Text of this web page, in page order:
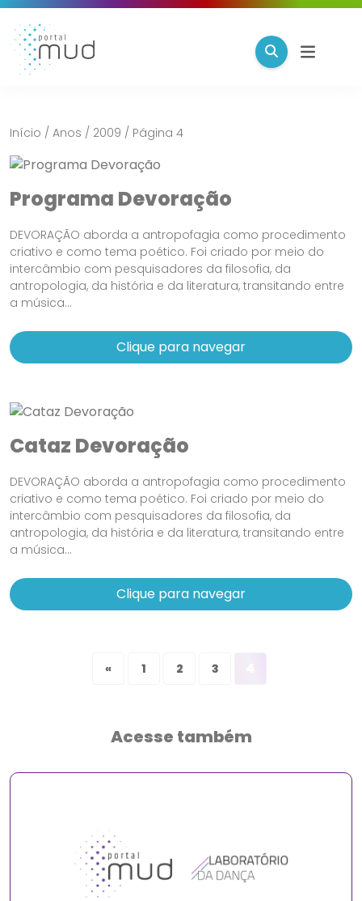
Início / Anos / 2009 / Página 4
Programa Devoração
DEVORAÇÃO aborda a antropofagia como procedimento
criativo e como tema poético. Foi criado por meio do
intercâmbio com pesquisadores da filosofia, da
antropologia, da história e da literatura, transitando entre
a música...
Clique para navegar
Cataz Devoração
DEVORAÇÃO aborda a antropofagia como procedimento
criativo e como tema poético. Foi criado por meio do
intercâmbio com pesquisadores da filosofia, da
antropologia, da história e da literatura, transitando entre
a música...
Clique para navegar
« 1 2 3
Acesse também